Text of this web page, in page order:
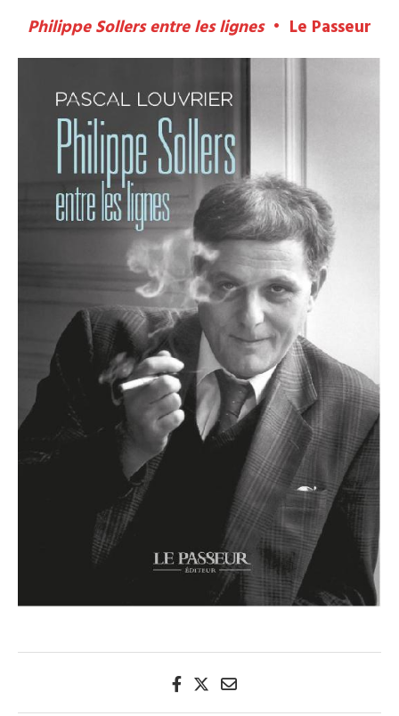
Philippe Sollers entre les lignes• Le Passeur